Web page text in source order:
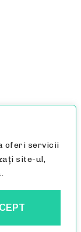
oferi servicii
site-ul,
|